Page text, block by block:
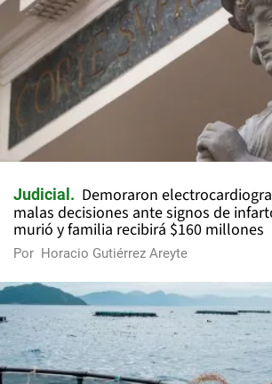
Judicial
Demoraron
malas decisiones ante signos de
murió y familia recibirá $160 millones
Por Horacio Gutiérrez Areyte